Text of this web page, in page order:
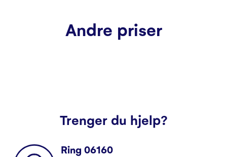
Andre priser
Trenger du hjelp?
Ring 06160